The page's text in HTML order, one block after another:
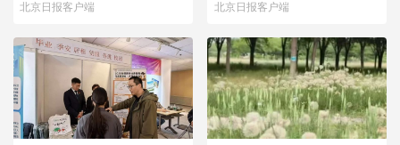
北京日报客户端 北京日报客户端